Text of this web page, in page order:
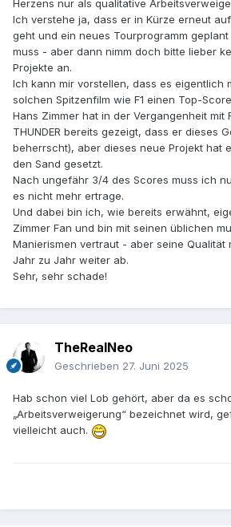
Herzens nur als qualitative
Ich verstehe ja, dass er in Kürze erneut
geht und ein neues Tourprogramm
muss - aber dann nimm doch bitte lieber
Projekte an.
Ich kann mir vorstellen, dass es eigentlich
solchen Spitzenfilm wie F1 einen Top-
Hans Zimmer hat in der Vergangenheit mit
THUNDER bereits gezeigt, dass er dieses
beherrscht), aber dieses neue Projekt hat
den Sand gesetzt.
Nach ungefähr 3/4 des Scores muss ich
es nicht mehr ertrage.
Und dabei bin ich, wie bereits erwähnt,
Zimmer Fan und bin mit seinen üblichen
Manierismen vertraut - aber seine Qualität
Jahr zu Jahr weiter ab.
Sehr, sehr schade!
TheRealNeo
Geschrieben 27. Juni 2025
Hab schon viel Lob gehört, aber da es
„Arbeitsverweigerung“ bezeichnet wird,
vielleicht auch.